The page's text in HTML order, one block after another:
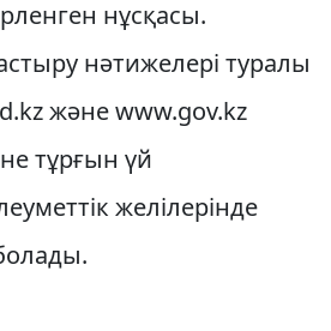
нұсқасы.
нәтижелері туралы
және www.gov.kz
тұрғын үй
желілерінде